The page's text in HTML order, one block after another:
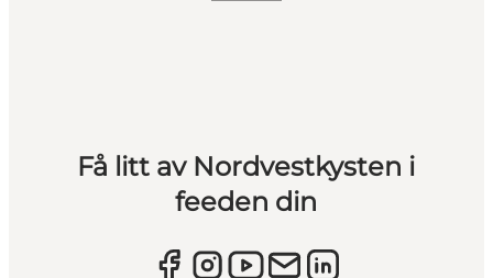
Få litt av Nordvestkysten i
feeden din